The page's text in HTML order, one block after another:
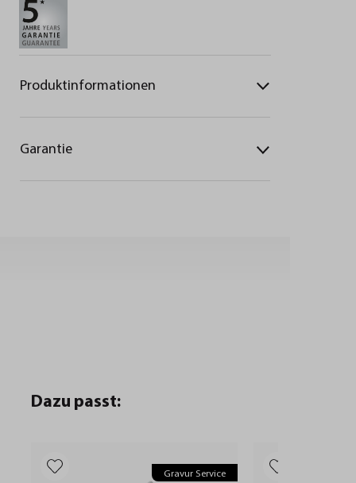
Produktinformationen
Garantie
Dazu passt:
Gravur Service